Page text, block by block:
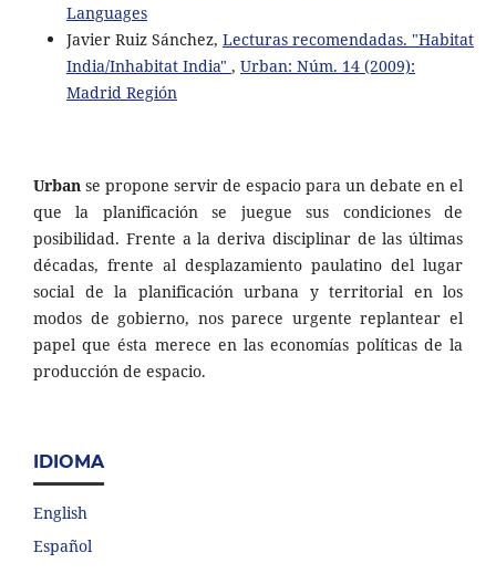
Languages
Javier Ruiz Sánchez, Lecturas recomendadas. "Habitat
India/Inhabitat India" , Urban: Núm. 14 (2009):
Madrid Región
Urban se propone servir de espacio para un debate en el
que la planificación se juegue sus condiciones de
posibilidad. Frente a la deriva disciplinar de las últimas
décadas, frente al desplazamiento paulatino del lugar
social de la planificación urbana y territorial en los
modos de gobierno, nos parece urgente replantear el
papel que ésta merece en las economías políticas de la
producción de espacio.
IDIOMA
English
Español